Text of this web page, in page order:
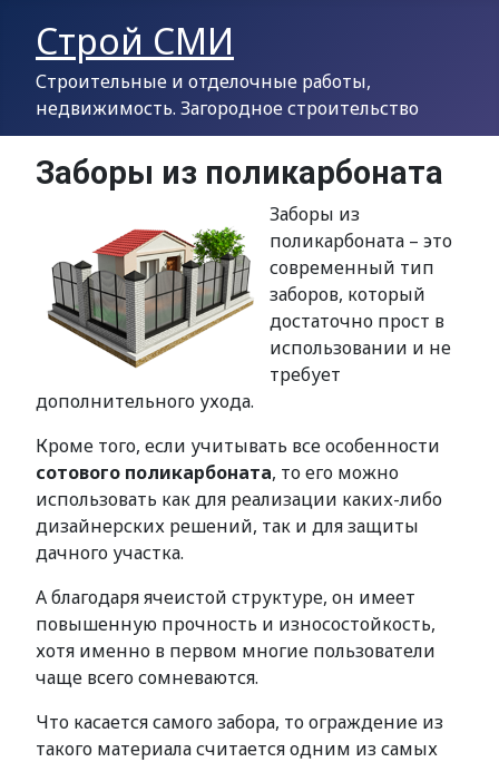
Строй СМИ
Строительные и отделочные работы,
недвижимость. Загородное строительство
Заборы из поликарбоната
Заборы из
поликарбоната – это
современный тип
заборов, который
достаточно прост в
использовании и не
требует
дополнительного ухода.
Кроме того, если учитывать все особенности
сотового поликарбоната, то его можно
использовать как для реализации каких-либо
дизайнерских решений, так и для защиты
дачного участка.
А благодаря ячеистой структуре, он имеет
повышенную прочность и износостойкость,
хотя именно в первом многие пользователи
чаще всего сомневаются.
Что касается самого забора, то ограждение из
такого материала считается одним из самых